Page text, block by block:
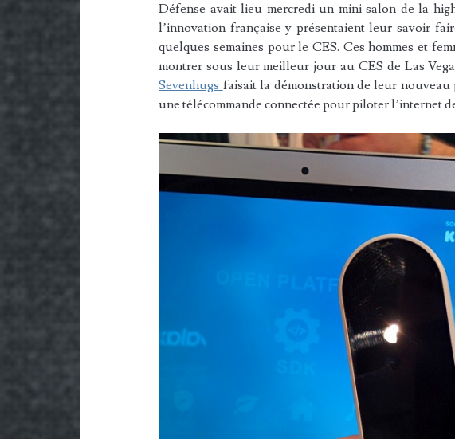
Défense avait lieu mercredi un mini salon de la
l’innovation française y présentaient leur savoir
quelques semaines pour le CES. Ces hommes et
montrer sous leur meilleur jour au CES de Las
Sevenhugs faisait la démonstration de leur
une télécommande connectée pour piloter l’internet